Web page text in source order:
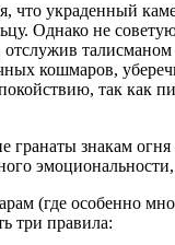
что украденный
Однако не
отслужив
кошмаров,
так как
гранаты знакам
(где особенно
три правила: